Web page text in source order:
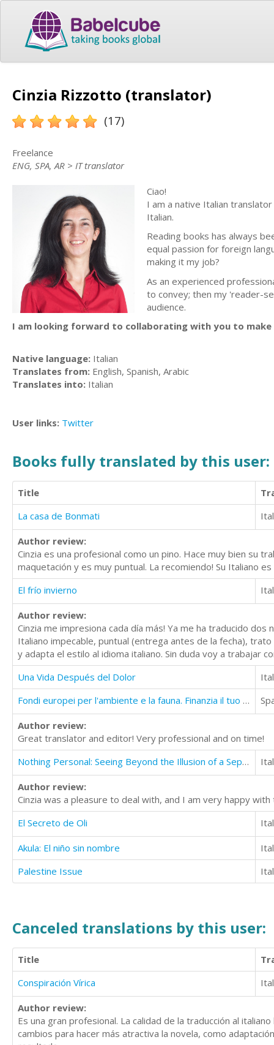
Cinzia Rizzotto (translator)
(17)
Freelance
ENG, SPA, AR > IT translator
Ciao!
I am a native Italian
Italian.
Reading books has always
equal passion for foreign
making it my job?
As an experienced
to convey; then my 'reader-
audience.
I am looking forward to collaborating with you to
Native language: Italian
Translates from: English, Spanish, Arabic
Translates into: Italian
User links: Twitter
Books fully translated by this user:
Title
La casa de Bonmati
Author review:
Cinzia es una profesional como un pino. Hace muy bien su
maquetación y es muy puntual. La recomiendo! Su Italiano
El frío invierno
Author review:
Cinzia me impresiona cada día más! Ya me ha traducido
Italiano impecable, puntual (entrega antes de la fecha),
y adapta el estilo al idioma italiano. Sin duda voy a trabajar
Una Vida Después del Dolor
Fondi europei per l'ambiente e la fauna. Finanzia il tuo progetto
Author review:
Great translator and editor! Very professional and on time!
Nothing Personal: Seeing Beyond the Illusion of a Separate Self
Author review:
Cinzia was a pleasure to deal with, and I am very happy
El Secreto de Oli
Akula: El niño sin nombre
Palestine Issue
Canceled translations by this user:
Title
Conspiración Vírica
Author review:
Es una gran profesional. La calidad de la traducción al
cambios para hacer más atractiva la novela, como